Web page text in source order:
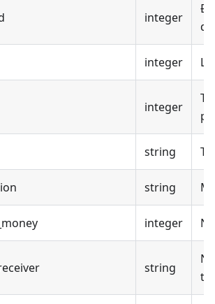
integer
integer
integer
string
string
integer
string